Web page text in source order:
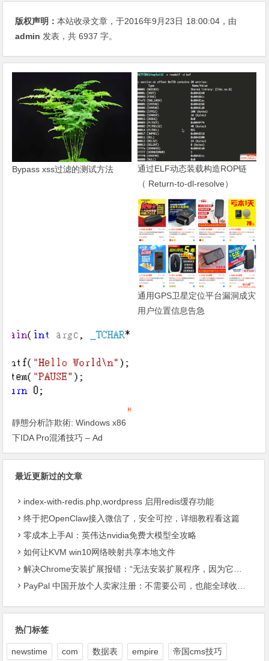
版权声明：本站收录文章，于2016年9月23日 18:00:04 ，由
admin 发表，共 6937 字。
Bypass xss过滤的测试方法
通过ELF动态装载构造ROP链
（ Return-to-dl-resolve）
通用GPS卫星定位平台漏洞成灾
用户位置信息告急
靜態分析詐欺術: Windows x86
下IDA Pro混淆技巧 – Ad
最近更新过的文章
index-with-redis.php,wordpress 启用redis缓存功能
终于把OpenClaw接入微信了，安全可控，详细教程看这篇
零成本上手AI：英伟达nvidia免费大模型全攻略
如何让KVM win10网络映射共享本地文件
解决Chrome安装扩展报错：“无法安装扩展程序，因为它使用了不受支持的清单版本“
PayPal 中国开放个人卖家注册：不需要公司，也能全球收款了
热门标签
newstime com 数据表 empire 帝国cms技巧